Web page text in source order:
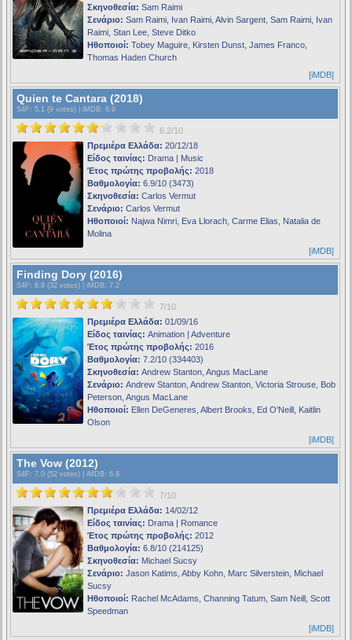
Σκηνοθεσία: Sam Raimi
Σενάριο: Sam Raimi, Ivan Raimi, Alvin Sargent, Sam Raimi, Ivan
Raimi, Stan Lee, Steve Ditko
Ηθοποιοί: Tobey Maguire, Kirsten Dunst, James Franco,
Thomas Haden Church
[iMDB]
Quien te Cantara (2018)
S4F : 5.1 (9 votes) | iMDB: 6.9
6.2/10
Πρεμιέρα Ελλάδα: 20/12/18
Είδος ταινίας: Drama | Music
Έτος πρώτης προβολής: 2018
Βαθμολογία: 6.9/10 (3473)
Σκηνοθεσία: Carlos Vermut
Σενάριο: Carlos Vermut
Ηθοποιοί: Najwa Nimri, Eva Llorach, Carme Elias, Natalia de
Molina
[iMDB]
Finding Dory (2016)
S4F : 6.8 (32 votes) | iMDB: 7.2
7/10
Πρεμιέρα Ελλάδα: 01/09/16
Είδος ταινίας: Animation | Adventure
Έτος πρώτης προβολής: 2016
Βαθμολογία: 7.2/10 (334403)
Σκηνοθεσία: Andrew Stanton, Angus MacLane
Σενάριο: Andrew Stanton, Andrew Stanton, Victoria Strouse, Bob
Peterson, Angus MacLane
Ηθοποιοί: Ellen DeGeneres, Albert Brooks, Ed O'Neill, Kaitlin
Olson
[iMDB]
The Vow (2012)
S4F : 7.0 (52 votes) | iMDB: 6.8
7/10
Πρεμιέρα Ελλάδα: 14/02/12
Είδος ταινίας: Drama | Romance
Έτος πρώτης προβολής: 2012
Βαθμολογία: 6.8/10 (214125)
Σκηνοθεσία: Michael Sucsy
Σενάριο: Jason Katims, Abby Kohn, Marc Silverstein, Michael
Sucsy
Ηθοποιοί: Rachel McAdams, Channing Tatum, Sam Neill, Scott
Speedman
[iMDB]